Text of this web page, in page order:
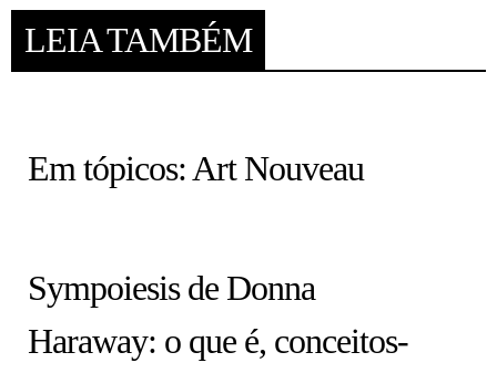
LEIA TAMBÉM
Em tópicos: Art Nouveau
Sympoiesis de Donna
Haraway: o que é, conceitos-